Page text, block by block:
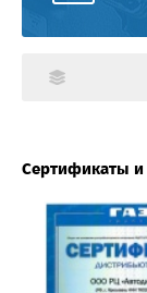
Сертификаты и